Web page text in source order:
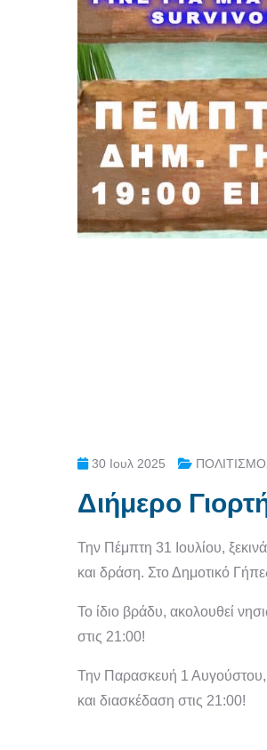
30 Ιουλ 2025
Διήμερο
Την Πέμπτη 31 Ιουλίου,
και δράση. Στο Δημοτικό
Το ίδιο βράδυ, ακολουθεί
στις 21:00!
Την Παρασκευή 1 Αυγούστου,
και διασκέδαση στις 21:00!